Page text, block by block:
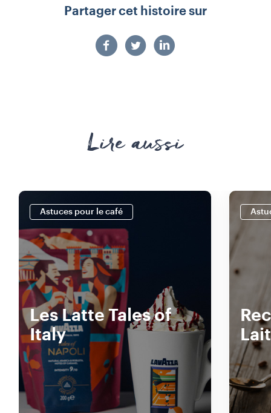
Partager cet histoire sur
Lire aussi
Astuces pour le café
Les Latte Tales of
Italy
Lait